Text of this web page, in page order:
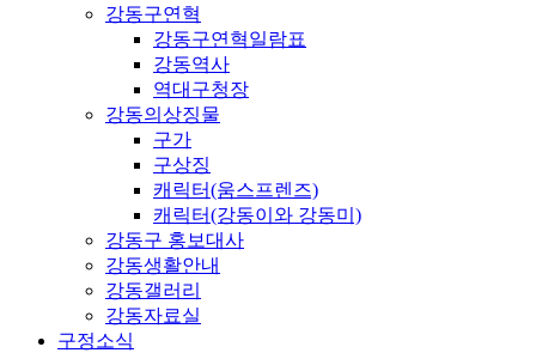
강동구연혁
강동구연혁일람표
강동역사
역대구청장
강동의상징물
구가
구상징
캐릭터(움스프렌즈)
캐릭터(강동이와 강동미)
강동구 홍보대사
강동생활안내
강동갤러리
강동자료실
구정소식